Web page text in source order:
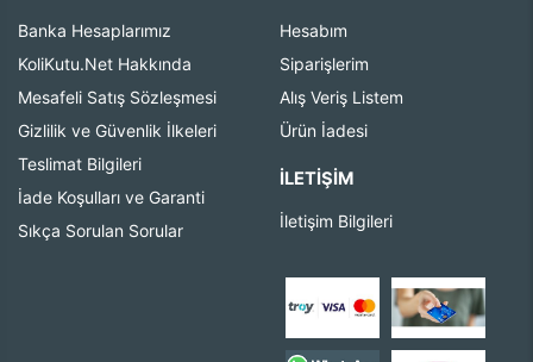
Banka Hesaplarımız
KoliKutu.Net Hakkında
Mesafeli Satış Sözleşmesi
Gizlilik ve Güvenlik İlkeleri
Teslimat Bilgileri
İade Koşulları ve Garanti
Sıkça Sorulan Sorular
Hesabım
Siparişlerim
Alış Veriş Listem
Ürün İadesi
İLETIŞIM
İletişim Bilgileri